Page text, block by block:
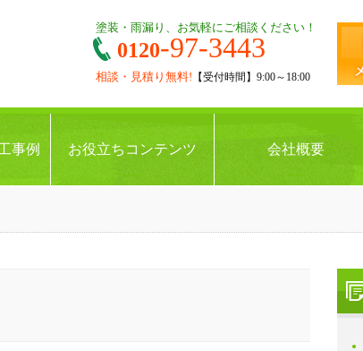
塗装・雨漏り、お気軽にご相談ください！
0120-97-3443
相談・見積り無料! 【受付時間】9:00～18:00
事例 お役立ちコンテンツ 会社概要